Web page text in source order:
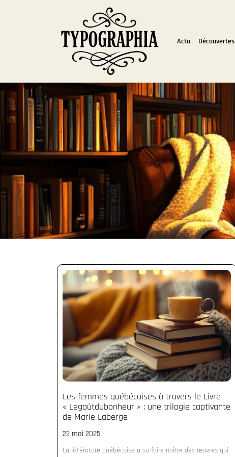
Actu Découvertes
Les femmes québécoises à travers le Livre
« Legoûtdubonheur » : une trilogie captivante
de Marie Laberge
22 mai 2025
La littérature québécoise a su faire naître des œuvres qui